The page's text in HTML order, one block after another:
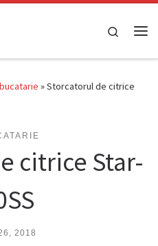
Search
»Storcatorul de citrice
citrice Star-
2018